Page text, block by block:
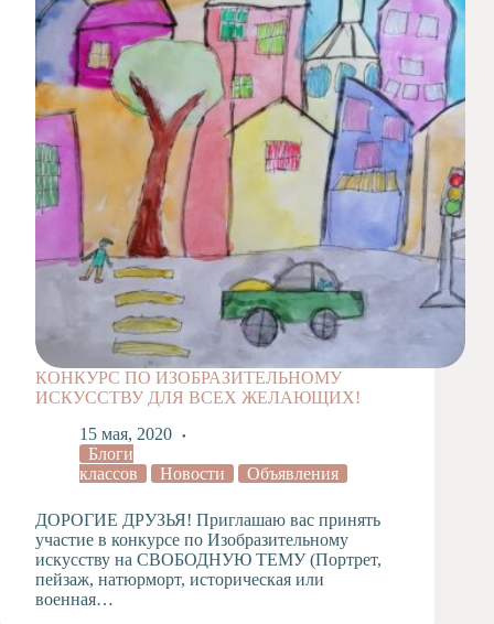
Художественная
студия
Музыкальное
отделение
Психологическая
Служба
Тьюторская
служба
КОНКУРС ПО ИЗОБРАЗИТЕЛЬНОМУ
ИСКУССТВУ ДЛЯ ВСЕХ ЖЕЛАЮЩИХ!
15 мая, 2020
Блоги
классов
Новости Объявления
ДОРОГИЕ ДРУЗЬЯ! Приглашаю вас принять
участие в конкурсе по Изобразительному
искусству на СВОБОДНУЮ ТЕМУ (Портрет,
пейзаж, натюрморт, историческая или
военная…